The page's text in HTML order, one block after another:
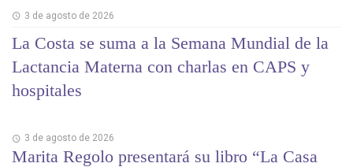
3 de agosto de 2026
La Costa se suma a la Semana Mundial de la
Lactancia Materna con charlas en CAPS y
hospitales
3 de agosto de 2026
Marita Regolo presentará su libro “La Casa